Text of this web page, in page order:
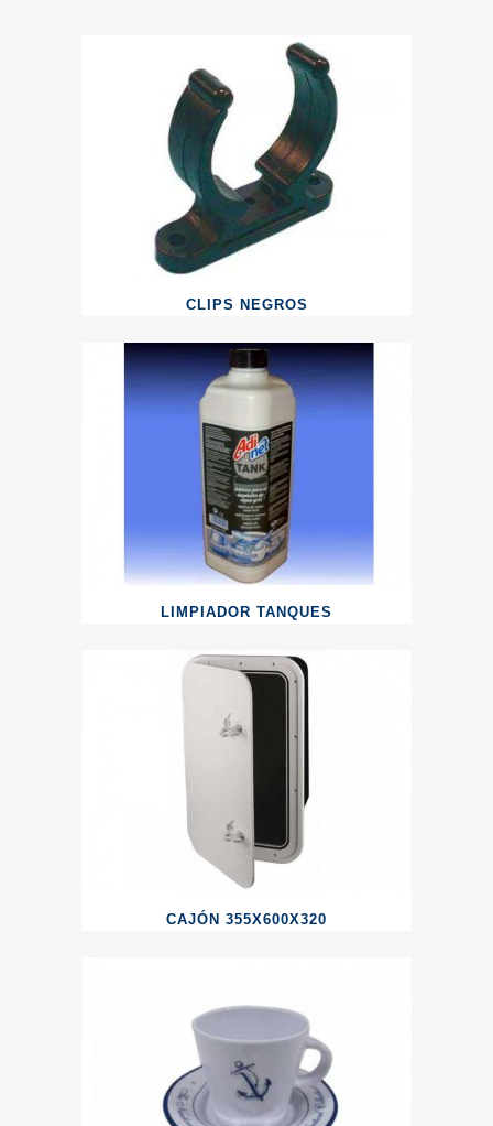
CLIPS NEGROS
LIMPIADOR TANQUES
CAJÓN 355X600X320